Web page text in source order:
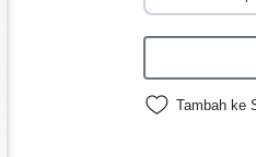
Tambah ke